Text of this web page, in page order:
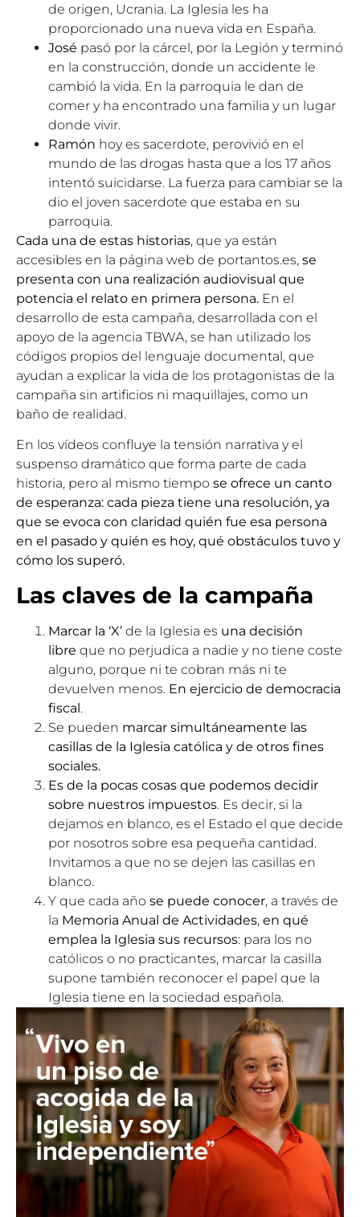
de origen, Ucrania. La Iglesia les ha
proporcionado una nueva vida en España.
José pasó por la cárcel, por la Legión y terminó
en la construcción, donde un accidente le
cambió la vida. En la parroquia le dan de
comer y ha encontrado una familia y un lugar
donde vivir.
Ramón hoy es sacerdote, perovivió en el
mundo de las drogas hasta que a los 17 años
intentó suicidarse. La fuerza para cambiar se la
dio el joven sacerdote que estaba en su
parroquia.
Cada una de estas historias, que ya están
accesibles en la página web de portantos.es, se
presenta con una realización audiovisual que
potencia el relato en primera persona. En el
desarrollo de esta campaña, desarrollada con el
apoyo de la agencia TBWA, se han utilizado los
códigos propios del lenguaje documental, que
ayudan a explicar la vida de los protagonistas de la
campaña sin artificios ni maquillajes, como un
baño de realidad.
En los vídeos confluye la tensión narrativa y el
suspenso dramático que forma parte de cada
historia, pero al mismo tiempo se ofrece un canto
de esperanza: cada pieza tiene una resolución, ya
que se evoca con claridad quién fue esa persona
en el pasado y quién es hoy, qué obstáculos tuvo y
cómo los superó.
Las claves de la campaña
Marcar la ‘X’ de la Iglesia es una decisión
libre que no perjudica a nadie y no tiene coste
alguno, porque ni te cobran más ni te
devuelven menos. En ejercicio de democracia
fiscal.
Se pueden marcar simultáneamente las
casillas de la Iglesia católica y de otros fines
sociales.
Es de la pocas cosas que podemos decidir
sobre nuestros impuestos. Es decir, si la
dejamos en blanco, es el Estado el que decide
por nosotros sobre esa pequeña cantidad.
Invitamos a que no se dejen las casillas en
blanco.
Y que cada año se puede conocer, a través de
la Memoria Anual de Actividades, en qué
emplea la Iglesia sus recursos: para los no
católicos o no practicantes, marcar la casilla
supone también reconocer el papel que la
Iglesia tiene en la sociedad española.